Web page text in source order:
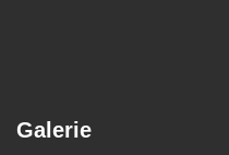
Galerie